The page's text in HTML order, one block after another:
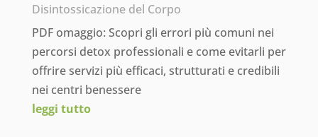
Disintossicazione del Corpo
PDF omaggio: Scopri gli errori più comuni nei
percorsi detox professionali e come evitarli per
offrire servizi più efficaci, strutturati e credibili
nei centri benessere
leggi tutto